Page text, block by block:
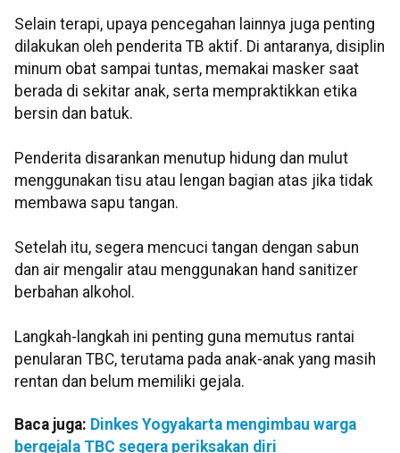
Selain terapi, upaya pencegahan lainnya juga penting
dilakukan oleh penderita TB aktif. Di antaranya, disiplin
minum obat sampai tuntas, memakai masker saat
berada di sekitar anak, serta mempraktikkan etika
bersin dan batuk.
Penderita disarankan menutup hidung dan mulut
menggunakan tisu atau lengan bagian atas jika tidak
membawa sapu tangan.
Setelah itu, segera mencuci tangan dengan sabun
dan air mengalir atau menggunakan hand sanitizer
berbahan alkohol.
Langkah-langkah ini penting guna memutus rantai
penularan TBC, terutama pada anak-anak yang masih
rentan dan belum memiliki gejala.
Baca juga: Dinkes Yogyakarta mengimbau warga
bergejala TBC segera periksakan diri